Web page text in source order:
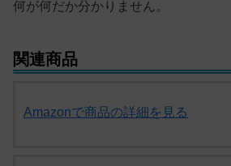
何が何だか分かりません。
関連商品
Amazonで商品の詳細を見る